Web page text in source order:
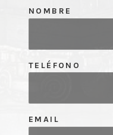
NOMBRE
TELÉFONO
EMAIL